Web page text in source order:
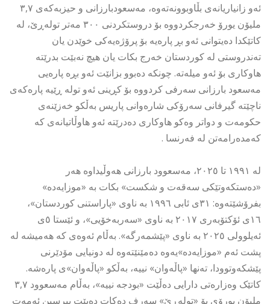
ئەو زانیاریانەى بڵاوبوونەتەوە، مەسعودبارزانى و حیزبەکەى ٣,٧
ملیۆن یورۆ خەرجکردووە بۆ دروستکردنی ٣٠٠ مەتر تولەڕێ، لە
کاتێکدا دەیتوانى ئەو بڕ پارەیە بۆ پرۆژەیەکی خوێدن یان
تەندروستی لە کوردستان خەرج بکات یان هیچ نەبێت بدرێتە
هاوکارى بۆ ئەو میلەتە. چونکە دەبوو بزانێت ئەو بڕە پارەیى
مەسعود بارزانى سەرفى کردووە بۆ کڕینى ئەو تولە ڕێیە پارەکەى
ناچێتە گیرفانى سەرۆکى شارەوانى پاریس بەڵکو خەزێنەى
حکومەت و دواتر وەکو هاوکارى دەدرێتە ئەو هاوڵاتیانەى کە
کەمدەرامەتن لە فەرنسا .
لە ١٩٩١ تا ٢٠٢٥، مەسعوود بارزانی هەوڵیداوە ھەر
«دەستکەوتێکی سەقەت و شکست» بکات بە «موزایەدە»
بفرۆشێتەوە: ٣١ی ئابی ١٩٩٦ بە ناوی «پاراستنی کوردستان»،
١٦ی ئۆکتۆبەری ٢٠١٧ بە ناوی «سەربەخۆیی»، و ئێستا ٥ی
ئەیلوولی ٢٠٢٥ بە ناوی «پێشمەرگە». بەڵام ئەوەی کە ھەمیشە لە
پشت ئەم «موزایەدە»یەوە دەمێنێتەوە لە دونیایى مۆدێرنى
پێشکەوتوودا، تەنها «پاڵەوان» نییە، بەڵکو «پاڵەوان»ی پارەشە.
کاتێک وەزارەتى دارایی دەڵێت «بودجە نییە»، بەڵام مەسعوود ٣,٧
ملیۆن یورۆی بۆ «تولەڕێ» سەرف دەکات دەبێت بپرسین ئەمەت